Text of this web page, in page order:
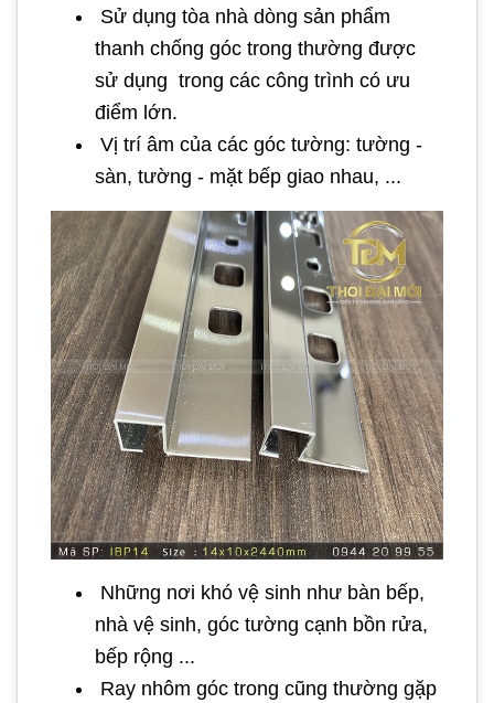
Sử dụng tòa nhà dòng sản phẩm
thanh chống góc trong thường được
sử dụng trong các công trình có ưu
điểm lớn.
Vị trí âm của các góc tường: tường -
sàn, tường - mặt bếp giao nhau, ...
Những nơi khó vệ sinh như bàn bếp,
nhà vệ sinh, góc tường cạnh bồn rửa,
bếp rộng ...
Ray nhôm góc trong cũng thường gặp